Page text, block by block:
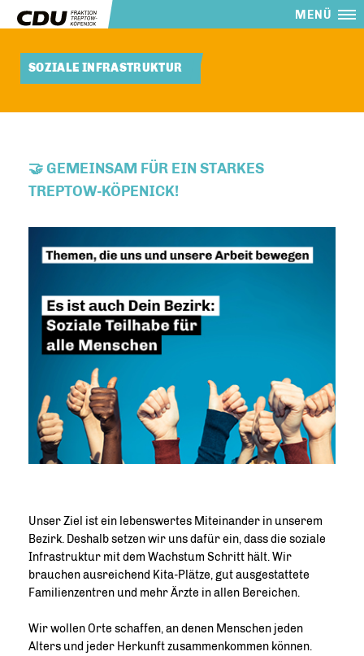
MENÜ
SOZIALE INFRASTRUKTUR
🤝 GEMEINSAM FÜR EIN STARKES
TREPTOW-KÖPENICK!
Unser Ziel ist ein lebenswertes Miteinander in unserem
Bezirk. Deshalb setzen wir uns dafür ein, dass die soziale
Infrastruktur mit dem Wachstum Schritt hält. Wir
brauchen ausreichend Kita-Plätze, gut ausgestattete
Familienzentren und mehr Ärzte in allen Bereichen.
Wir wollen Orte schaffen, an denen Menschen jeden
Alters und jeder Herkunft zusammenkommen können.